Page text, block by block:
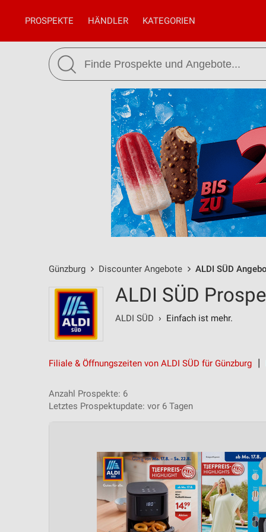
PROSPEKTE HÄNDLER KATEGORIEN
Günzburg Discounter Angebote ALDI SÜD
ALDI SÜD
ALDI SÜD › Einfach ist mehr.
Filiale & Öffnungszeiten von ALDI SÜD für Günzburg
Anzahl Prospekte: 6
Letztes Prospektupdate: vor 6 Tagen